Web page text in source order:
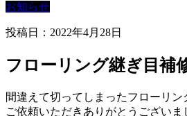
お知らせ
投稿日：2022年4月28日
フローリング継ぎ目補
間違えて切ってしまったフローリ
ご依頼いただきありがとうございま